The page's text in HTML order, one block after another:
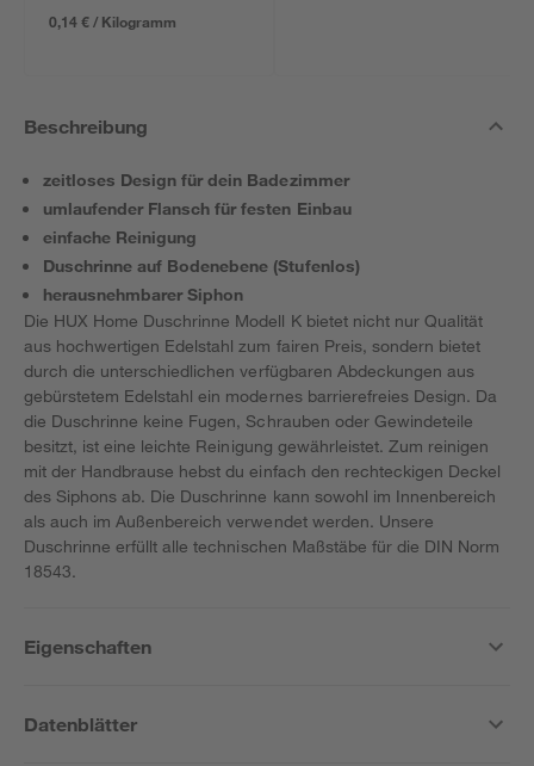
0,14 € / Kilogramm
Beschreibung
zeitloses Design für dein Badezimmer
umlaufender Flansch für festen Einbau
einfache Reinigung
Duschrinne auf Bodenebene (Stufenlos)
herausnehmbarer Siphon
Die HUX Home Duschrinne Modell K bietet nicht nur Qualität
aus hochwertigen Edelstahl zum fairen Preis, sondern bietet
durch die unterschiedlichen verfügbaren Abdeckungen aus
gebürstetem Edelstahl ein modernes barrierefreies Design. Da
die Duschrinne keine Fugen, Schrauben oder Gewindeteile
besitzt, ist eine leichte Reinigung gewährleistet. Zum reinigen
mit der Handbrause hebst du einfach den rechteckigen Deckel
des Siphons ab. Die Duschrinne kann sowohl im Innenbereich
als auch im Außenbereich verwendet werden. Unsere
Duschrinne erfüllt alle technischen Maßstäbe für die DIN Norm
18543.
Eigenschaften
Datenblätter